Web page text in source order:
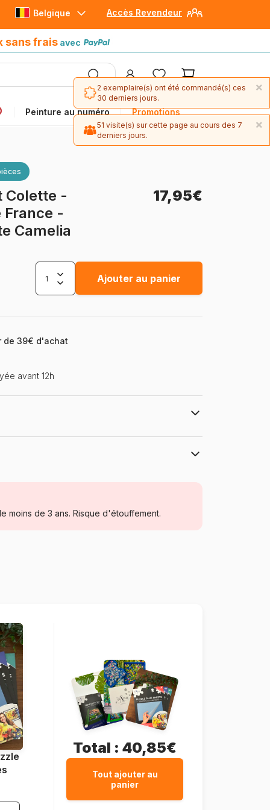
Accès Revendeur
Belgique
sans frais avec
Peinture au numéro Promotions
Colette -
France -
Camelia
17,95€
Ajouter au panier
de 39€ d'achat
avant 12h
à partir de 9 ans (251 à 399 pièces)
moins de 3 ans. Risque d'étouffement.
Total : 40,85€
Tout ajouter au
panier
×
2 exemplaire(s) ont été commandé(s) ces
30 derniers jours.
×
51 visite(s) sur cette page au cours des 7
derniers jours.